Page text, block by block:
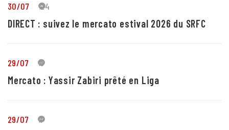
30/07 24
DIRECT : suivez le mercato estival 2026 du SRFC
29/07 5
Mercato : Yassir Zabiri prêté en Liga
29/07 1